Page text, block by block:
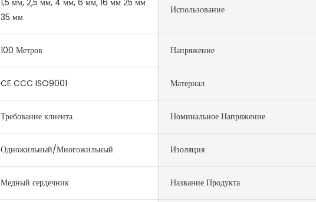
35 мм
Использование
100 Метров Напряжение
CE CCC ISO9001 Материал
Требование клиента Номинальное Напряжение
Одножильный/Многожильный Изоляция
Медный сердечник Название Продукта